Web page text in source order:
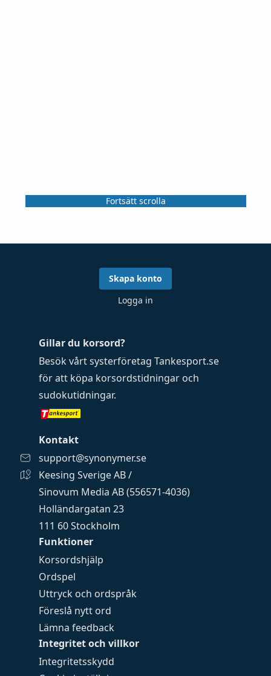
Fortsätt scrolla
Funktioner
Korsordshjälp
Ordspel
Uttryck och ordspråk
Föreslå nytt ord
Lämna feedback
Integritet och villkor
Integritetsskydd
Gillar du korsord?
Besök vårt systerföretag Tankesport.se
för att köpa korsordstidningar och
sudokutidningar.
Kontakt
support@synonymer.se
Keesing Sverige AB /
Sinovum Media AB (556571-4036)
Holländargatan 23
111 60 Stockholm
Skapa konto
Logga in